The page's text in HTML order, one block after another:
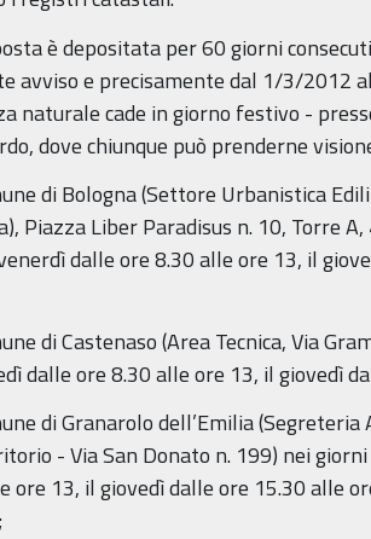
è depositata per 60 giorni
avviso e precisamente dal 1/3/2012
naturale cade in giorno festivo -
dove chiunque può prenderne
di Bologna (Settore Urbanistica
Piazza Liber Paradisus n. 10, Torre
dalle ore 8.30 alle ore 13, il
di Castenaso (Area Tecnica, Via
dalle ore 8.30 alle ore 13, il giovedì
di Granarolo dell’Emilia
- Via San Donato n. 199) nei
ore 13, il giovedì dalle ore 15.30 alle